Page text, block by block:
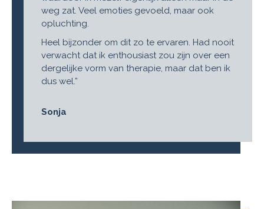
weg zat. Veel emoties gevoeld, maar ook
opluchting.
Heel bijzonder om dit zo te ervaren. Had nooit
verwacht dat ik enthousiast zou zijn over een
dergelijke vorm van therapie, maar dat ben ik
dus wel.”
Sonja